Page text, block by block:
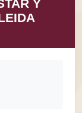
Y